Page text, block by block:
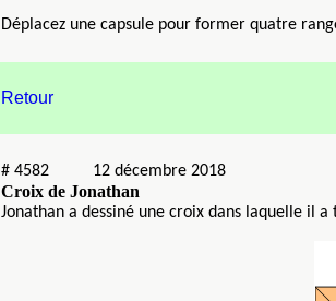
Déplacez une capsule pour former quatre
Retour
# 4582 12 décembre 2018
Croix de Jonathan
Jonathan a dessiné une croix dans laquelle il